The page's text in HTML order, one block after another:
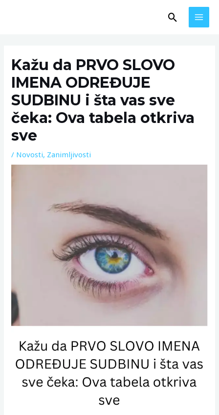
Search
Kažu da PRVO SLOVO
IMENA ODREĐUJE
SUDBINU i šta vas sve
čeka: Ova tabela otkriva
sve
/ Novosti, Zanimljivosti